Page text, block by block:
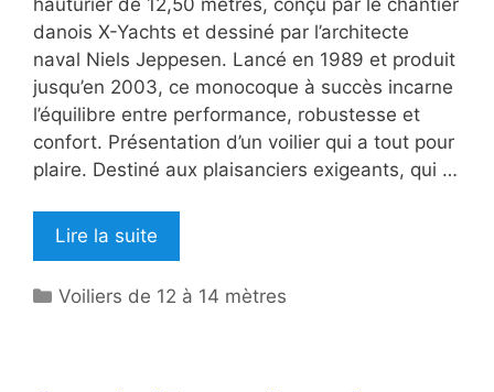
danois X-Yachts et dessiné par l’architecte
naval Niels Jeppesen. Lancé en 1989 et produit
jusqu’en 2003, ce monocoque à succès incarne
l’équilibre entre performance, robustesse et
confort. Présentation d’un voilier qui a tout pour
plaire. Destiné aux plaisanciers exigeants, qui …
Lire la suite
Catégories
Voiliers de 12 à 14 mètres